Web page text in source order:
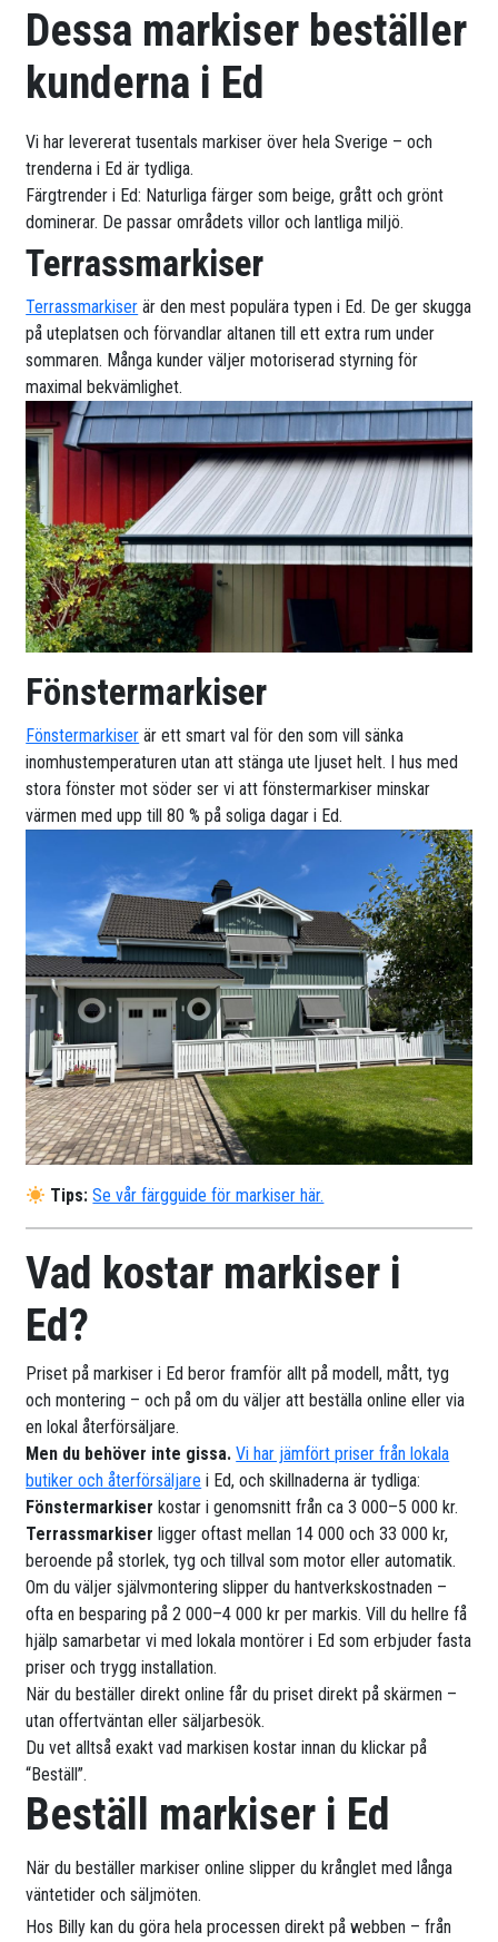
Dessa markiser beställer
kunderna i Ed
Vi har levererat tusentals markiser över hela Sverige – och
trenderna i Ed är tydliga.
Färgtrender i Ed: Naturliga färger som beige, grått och grönt
dominerar. De passar områdets villor och lantliga miljö.
Terrassmarkiser
Terrassmarkiser är den mest populära typen i Ed. De ger skugga
på uteplatsen och förvandlar altanen till ett extra rum under
sommaren. Många kunder väljer motoriserad styrning för
maximal bekvämlighet.
Fönstermarkiser
Fönstermarkiser är ett smart val för den som vill sänka
inomhustemperaturen utan att stänga ute ljuset helt. I hus med
stora fönster mot söder ser vi att fönstermarkiser minskar
värmen med upp till 80 % på soliga dagar i Ed.
Tips: Se vår färgguide för markiser här.
Vad kostar markiser i
Ed?
Priset på markiser i Ed beror framför allt på modell, mått, tyg
och montering – och på om du väljer att beställa online eller via
en lokal återförsäljare.
Men du behöver inte gissa.Vi har jämfört priser från lokala
butiker och återförsäljare i Ed, och skillnaderna är tydliga:
Fönstermarkiser kostar i genomsnitt från ca 3 000–5 000 kr.
Terrassmarkiser ligger oftast mellan 14 000 och 33 000 kr,
beroende på storlek, tyg och tillval som motor eller automatik.
Om du väljer självmontering slipper du hantverkskostnaden –
ofta en besparing på 2 000–4 000 kr per markis. Vill du hellre få
hjälp samarbetar vi med lokala montörer i Ed som erbjuder fasta
priser och trygg installation.
När du beställer direkt online får du priset direkt på skärmen –
utan offertväntan eller säljarbesök.
Du vet alltså exakt vad markisen kostar innan du klickar på
“Beställ”.
Beställ markiser i Ed
När du beställer markiser online slipper du krånglet med långa
väntetider och säljmöten.
Hos Billy kan du göra hela processen direkt på webben – från